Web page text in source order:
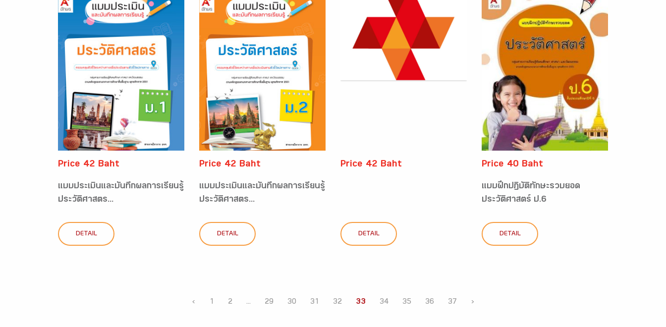
Price 42 Baht
แบบประเมินและบันทึกผลการเรียนรู้
ประวัติศาสตร...
DETAIL
Price 42 Baht
แบบประเมินและบันทึกผลการเรียนรู้
ประวัติศาสตร...
DETAIL
Price 42 Baht
DETAIL
Price 40 Baht
แบบฝึกปฏิบัติทักษะรวบยอด
ประวัติศาสตร์ ป.6
DETAIL
‹ 1 2 ... 29 30 31 32 33 34 35 36 37 ›